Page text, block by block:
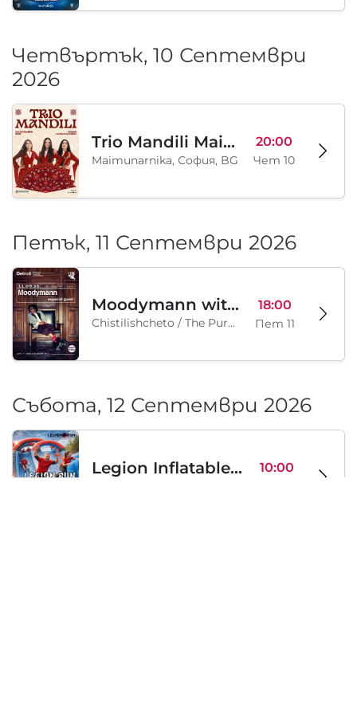
Четвъртък, 10 Септември
2026
Trio Mandili Maimunarnika- Sofia
Maimunarnika, София, BG
20:00
Чет 10
Петък, 11 Септември 2026
Moodymann with special guests
Chistilishcheto / The Purgatory, София, BG
18:00
Пет 11
Събота, 12 Септември 2026
Legion Inflatable Family Run - Sofia 10:00